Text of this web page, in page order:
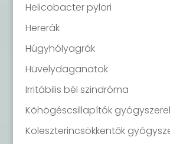
Helicobacter pylori
Hererák
Húgyhólyagrák
Hüvelydaganatok
Irritábilis bél szindróma
Köhögéscsillapítók
Koleszterincsökkentők